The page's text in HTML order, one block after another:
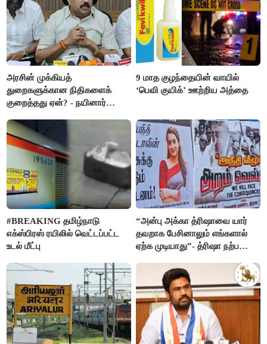
அரசின் முக்கியத்
துறைகளுக்கான நிதிகளைக்
குறைத்தது ஏன்? - நயினார்
9 மாத குழந்தையின் வாயில்
‘பெவி குயிக்’ ஊற்றிய அத்தை
#BREAKING தமிழ்நாடு
எக்ஸ்பிரஸ் ரயிலில் வெட்டப்பட்ட
உடல் மீட்பு
“அன்பு அக்கா த்ரிஷாவை யார்
தவறாக பேசினாலும் எங்களால்
ஏற்க முடியாது”- த்ரிஷா நற்பணி